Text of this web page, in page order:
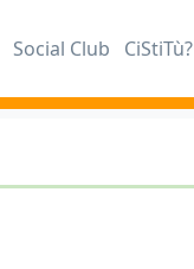
Social Club CiStiTù?